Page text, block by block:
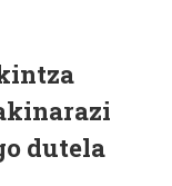
dutela